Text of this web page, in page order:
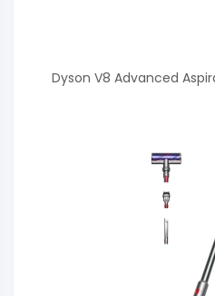
Dyson V8 Advanced